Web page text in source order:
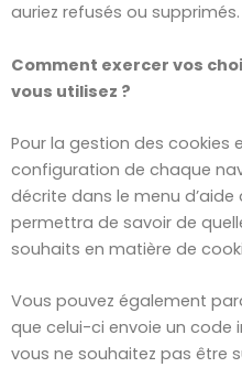
auriez refusés ou supprimés.
Comment exercer vos
vous utilisez ?
Pour la gestion des cookies
configuration de chaque
décrite dans le menu
permettra de savoir de
souhaits en matière de
Vous pouvez également
que celui-ci envoie un code
vous ne souhaitez pas être